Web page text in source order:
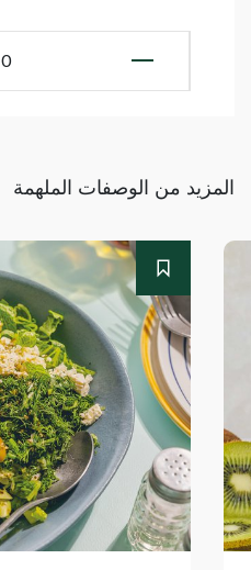
0
المزيد من الوصفات الملهمة